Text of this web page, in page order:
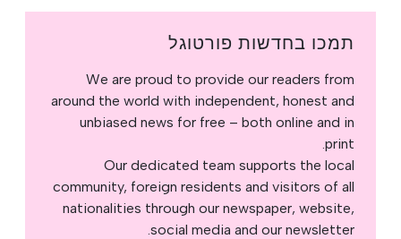
תמכו בחדשות פורטוגל
We are proud to provide our readers from
around the world with independent, honest and
unbiased news for free – both online and in
print.
Our dedicated team supports the local
community, foreign residents and visitors of all
nationalities through our newspaper, website,
social media and our newsletter.